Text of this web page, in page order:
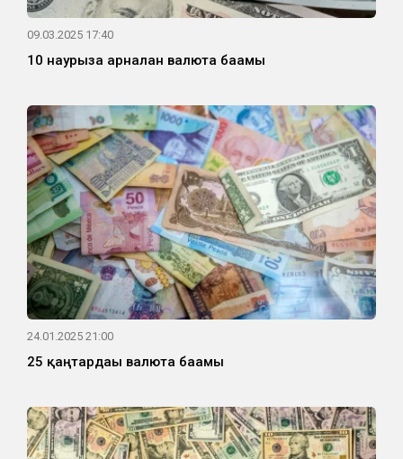
09.03.2025 17:40
10 наурызға арналған валюта бағамы
24.01.2025 21:00
25 қаңтардағы валюта бағамы